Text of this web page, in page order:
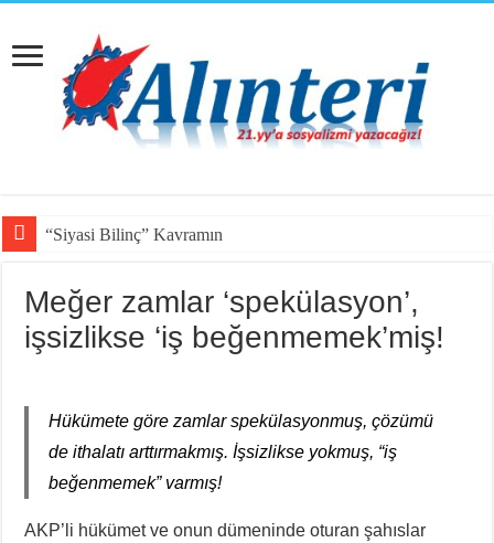
“Siyasi Bilinç” Kavramının Unsurla
Meğer zamlar ‘spekülasyon’,
işsizlikse ‘iş beğenmemek’miş!
Hükümete göre zamlar spekülasyonmuş, çözümü
de ithalatı arttırmakmış. İşsizlikse yokmuş, “iş
beğenmemek” varmış!
AKP’li hükümet ve onun dümeninde oturan şahıslar